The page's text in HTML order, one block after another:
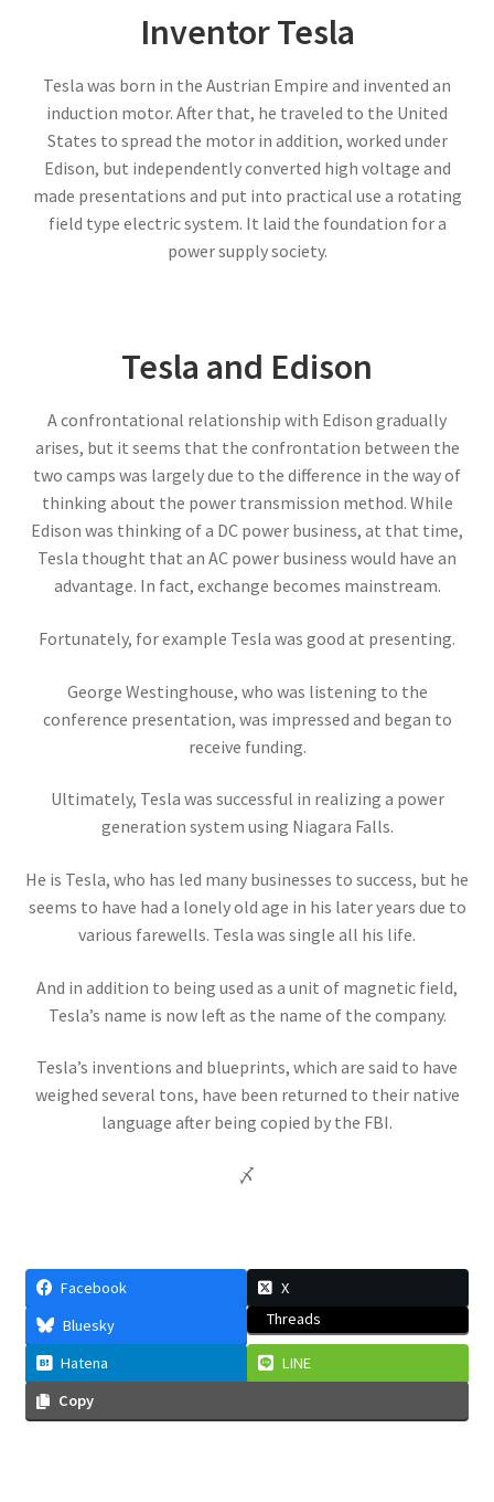
【明治時代の創設期に東京大学で若者を育てま
した】
アイザック・アシモフ
【微積分を駆使して空間・時間・力
を明確に定式化】
アイザック・バロー
【幾何学的に微積分を考えニュートンを育て
アイナー・ヘルツシュプルング
アウグスト・ピカール
【深海と成層圏に挑んだ物理学者にして冒険
アメリカ関係の物理学者のまとめ
ベンジャミンフランクリンからファインマン他
【兵器を発案し円周率を推定（幾何
学的考察）した多彩な人】
Inventor Tesla
Tesla was born in the Austrian Empire and invented an
induction motor. After that, he traveled to the United
States to spread the motor in addition, worked under
Edison, but independently converted high voltage and
made presentations and put into practical use a rotating
field type electric system. It laid the foundation for a
power supply society.
Tesla and Edison
A confrontational relationship with Edison gradually
arises, but it seems that the confrontation between the
two camps was largely due to the difference in the way of
thinking about the power transmission method. While
Edison was thinking of a DC power business, at that time,
Tesla thought that an AC power business would have an
advantage. In fact, exchange becomes mainstream.
Fortunately, for example Tesla was good at presenting.
George Westinghouse, who was listening to the
conference presentation, was impressed and began to
receive funding.
Ultimately, Tesla was successful in realizing a power
generation system using Niagara Falls.
He is Tesla, who has led many businesses to success, but he
seems to have had a lonely old age in his later years due to
various farewells. Tesla was single all his life.
And in addition to being used as a unit of magnetic field,
Tesla’s name is now left as the name of the company.
Tesla’s inventions and blueprints, which are said to have
weighed several tons, have been returned to their native
language after being copied by the FBI.
〆
Facebook
X
Bluesky
Threads
Hatena
LINE
Copy